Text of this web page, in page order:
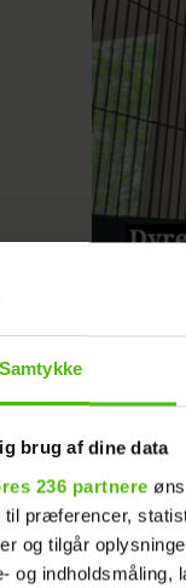
Samtykke
brug af dine data
236 partnere
til præferencer,
og tilgår
og indholdsmåling,